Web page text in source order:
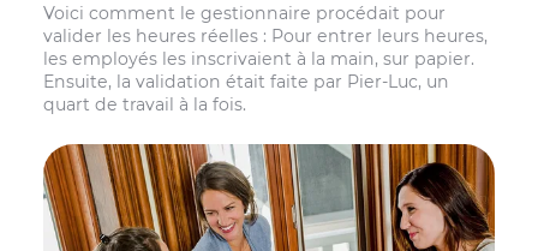
Voici comment le gestionnaire procédait pour
valider les heures réelles : Pour entrer leurs heures,
les employés les inscrivaient à la main, sur papier.
Ensuite, la validation était faite par Pier-Luc, un
quart de travail à la fois.